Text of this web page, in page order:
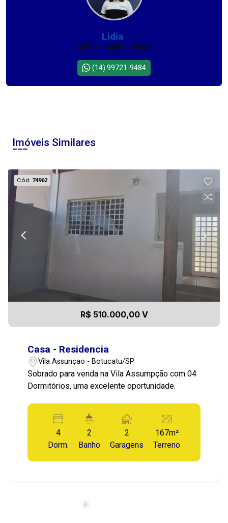
Lidia
CRECI 116085 - Venda
(14) 99721-9484
Imóveis Similares
Cód. 74962
R$ 510.000,00 V
Casa - Residencia
Vila Assunçao - Botucatu/SP
Sobrado para venda na Vila Assumpção com 04
Dormitórios, uma excelente oportunidade.
4
Dorm.
2
Banho
2
Garagens
167m²
Terreno